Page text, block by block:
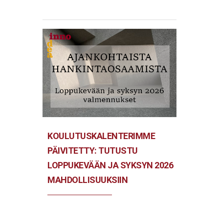
KOULUTUSKALENTERIMME
PÄIVITETTY: TUTUSTU
LOPPUKEVÄÄN JA SYKSYN 2026
MAHDOLLISUUKSIIN